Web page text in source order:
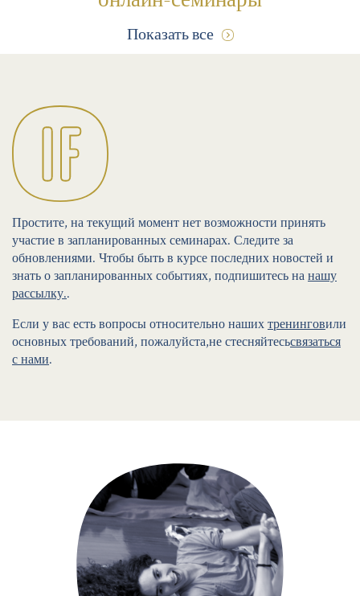
Показать все
Простите, на текущий момент нет возможности принять
участие в запланированных семинарах. Следите за
обновлениями. Чтобы быть в курсе последних новостей и
знать о запланированных событиях, подпишитесь нанашу
рассылку..
Если у вас есть вопросы относительно нашихтренинговили
основных требований, пожалуйста,не стесняйтесьсвязаться
с нами.